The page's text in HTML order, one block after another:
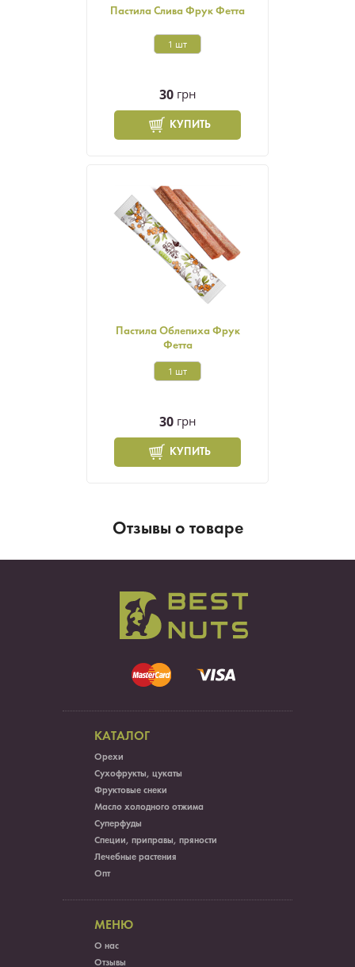
Пастила Слива Фрук Фетта
1 шт
30 грн
КУПИТЬ
Пастила Облепиха Фрук
Фетта
1 шт
30 грн
КУПИТЬ
Отзывы о товаре
КАТАЛОГ
Орехи
Сухофрукты, цукаты
Фруктовые снеки
Масло холодного отжима
Суперфуды
Специи, приправы, пряности
Лечебные растения
Опт
МЕНЮ
О нас
Отзывы